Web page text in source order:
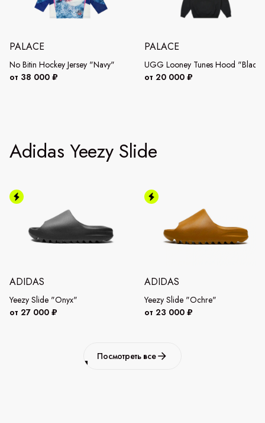
PALACE
No Bitin Hockey Jersey "Navy"
от 38 000 ₽
PALACE
UGG Looney Tunes Hood "Black"
от 20 000 ₽
Adidas Yeezy Slide
ADIDAS
Yeezy Slide "Onyx"
от 27 000 ₽
ADIDAS
Yeezy Slide "Ochre"
от 23 000 ₽
Посмотреть все